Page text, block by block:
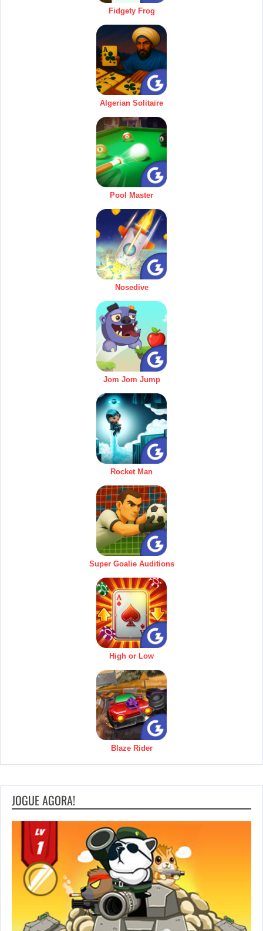
Fidgety Frog
Algerian Solitaire
Pool Master
Nosedive
Jom Jom Jump
Rocket Man
Super Goalie Auditions
High or Low
Blaze Rider
JOGUE AGORA!